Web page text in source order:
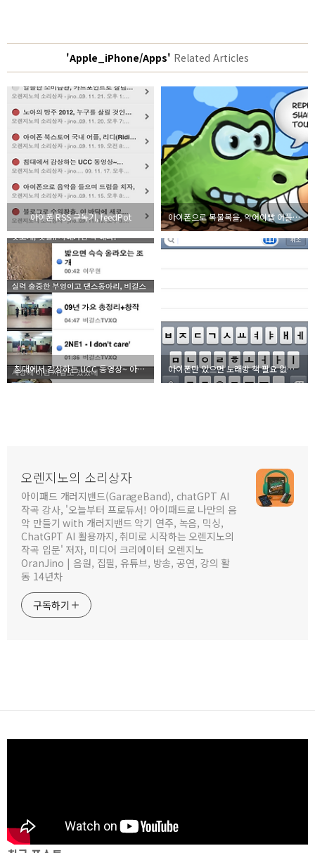
'Apple_iPhone/Apps' Related Articles
아이폰 RSS 구독기, feedPot 아이폰으로 복불복을, 악어이빨 어플리케이션
침대에서 감상하는 UCC 동영상~ 아이폰 어플리케이션 tv팟2 아이폰만 있으면 노래방 책 필요 없다! 노래방책 어플리케이션
오렌지노의 소리상자
아이패드 개러지밴드(GarageBand), chatGPT AI
작곡 강사, '오늘부터 프로듀서! 아이패드로 나만의 음
악 만들기 with 개러지밴드 악기 연주, 녹음, 믹싱,
ChatGPT AI 활용까지, 취미로 시작하는 오렌지노의
작곡 입문' 저자, 미디어 크리에이터 오렌지노
OranJino | 음원, 집필, 유튜브, 방송, 공연, 강의 활
동 14년차
구독하기